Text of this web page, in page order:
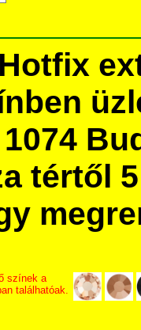
tértől
színek a
találhatóak.